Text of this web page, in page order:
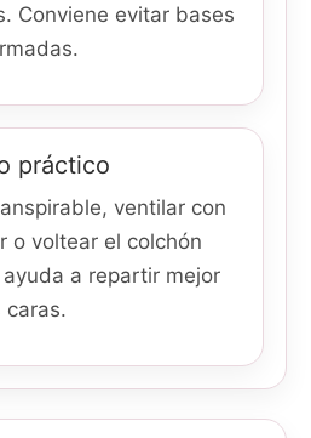
Conviene evitar bases
práctico
ventilar con
o voltear el colchón
a repartir mejor
caras.